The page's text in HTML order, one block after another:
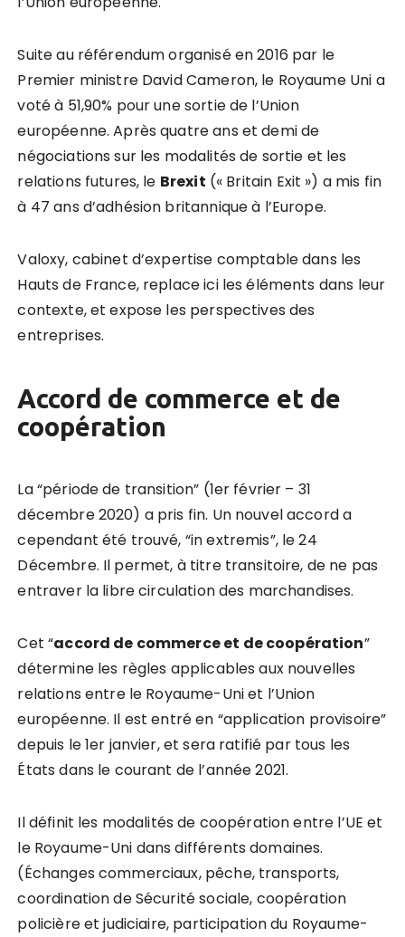
Suite au référendum organisé en 2016 par le
Premier ministre David Cameron, le Royaume Uni a
voté à 51,90% pour une sortie de l’Union
européenne. Après quatre ans et demi de
négociations sur les modalités de sortie et les
relations futures, le Brexit (« Britain Exit ») a mis fin
à 47 ans d’adhésion britannique à l’Europe.
Valoxy, cabinet d’expertise comptable dans les
Hauts de France, replace ici les éléments dans leur
contexte, et expose les perspectives des
entreprises.
Accord de commerce et de
coopération
La “période de transition” (1er février – 31
décembre 2020) a pris fin. Un nouvel accord a
cependant été trouvé, “in extremis”, le 24
Décembre. Il permet, à titre transitoire, de ne pas
entraver la libre circulation des marchandises.
Cet “accord de commerce et de coopération”
détermine les règles applicables aux nouvelles
relations entre le Royaume-Uni et l’Union
européenne. Il est entré en “application provisoire”
depuis le 1er janvier, et sera ratifié par tous les
États dans le courant de l’année 2021.
Il définit les modalités de coopération entre l’UE et
le Royaume-Uni dans différents domaines.
(Échanges commerciaux, pêche, transports,
coordination de Sécurité sociale, coopération
policière et judiciaire, participation du Royaume-